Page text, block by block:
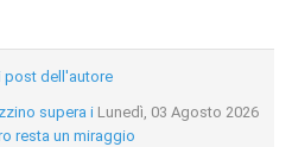
post dell'autore
Lunedì, 03 Agosto 2026
supera i
resta un miraggio